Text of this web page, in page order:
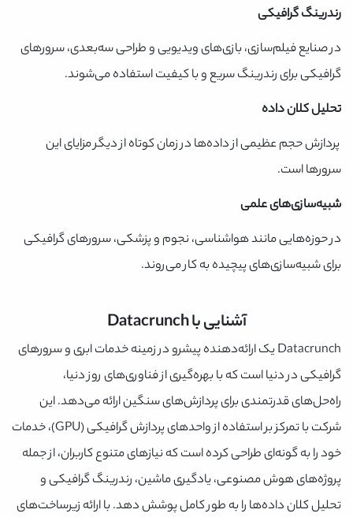
رندرینگ گرافیکی
در صنایع فیلم‌سازی، بازی‌های ویدیویی و طراحی سه‌بعدی، سرورهای
گرافیکی برای رندرینگ سریع و با کیفیت استفاده می‌شوند.
تحلیل کلان داده
پردازش حجم عظیمی از داده‌ها در زمان کوتاه از دیگر مزایای این
سرورها است.
شبیه‌سازی‌های علمی
در حوزه‌هایی مانند هواشناسی، نجوم و پزشکی، سرورهای گرافیکی
برای شبیه‌سازی‌های پیچیده به کار می‌روند.
آشنایی با Datacrunch
Datacrunch یک ارائه‌دهنده پیشرو در زمینه خدمات ابری و سرورهای
گرافیکی در دنیا است که با بهره‌گیری از فناوری‌های روز دنیا،
راه‌حل‌های قدرتمندی برای پردازش‌های سنگین ارائه می‌دهد. این
شرکت با تمرکز بر استفاده از واحدهای پردازش گرافیکی (GPU)، خدمات
خود را به گونه‌ای طراحی کرده است که نیازهای متنوع کاربران، از جمله
پروژه‌های هوش مصنوعی، یادگیری ماشین، رندرینگ گرافیکی و
تحلیل کلان داده‌ها را به طور کامل پوشش دهد. با ارائه زیرساخت‌های